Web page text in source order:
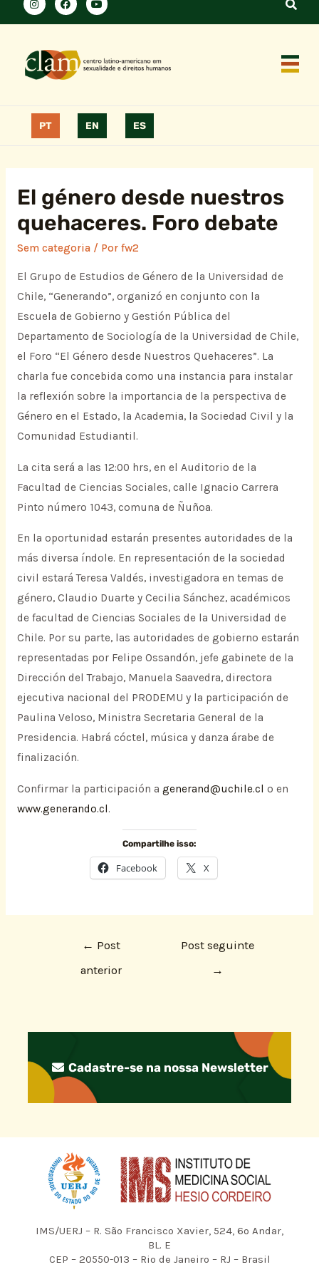
PT EN ES
El género desde nuestros
quehaceres. Foro debate
Sem categoria/ Por fw2
El Grupo de Estudios de Género de la Universidad de
Chile, “Generando”, organizó en conjunto con la
Escuela de Gobierno y Gestión Pública del
Departamento de Sociología de la Universidad de Chile,
el Foro “El Género desde Nuestros Quehaceres”. La
charla fue concebida como una instancia para instalar
la reflexión sobre la importancia de la perspectiva de
Género en el Estado, la Academia, la Sociedad Civil y la
Comunidad Estudiantil.
La cita será a las 12:00 hrs, en el Auditorio de la
Facultad de Ciencias Sociales, calle Ignacio Carrera
Pinto número 1043, comuna de Ñuñoa.
En la oportunidad estarán presentes autoridades de la
más diversa índole. En representación de la sociedad
civil estará Teresa Valdés, investigadora en temas de
género, Claudio Duarte y Cecilia Sánchez, académicos
de facultad de Ciencias Sociales de la Universidad de
Chile. Por su parte, las autoridades de gobierno estarán
representadas por Felipe Ossandón, jefe gabinete de la
Dirección del Trabajo, Manuela Saavedra, directora
ejecutiva nacional del PRODEMU y la participación de
Paulina Veloso, Ministra Secretaria General de la
Presidencia. Habrá cóctel, música y danza árabe de
finalización.
Confirmar la participación a generand@uchile.cl o en
www.generando.cl.
Compartilhe isso:
Facebook X
← Post
anterior
Post seguinte
→
Cadastre-se na nossa Newsletter
IMS/UERJ – R. São Francisco Xavier, 524, 6º Andar,
BL. E
CEP – 20550-013 – Rio de Janeiro – RJ – Brasil